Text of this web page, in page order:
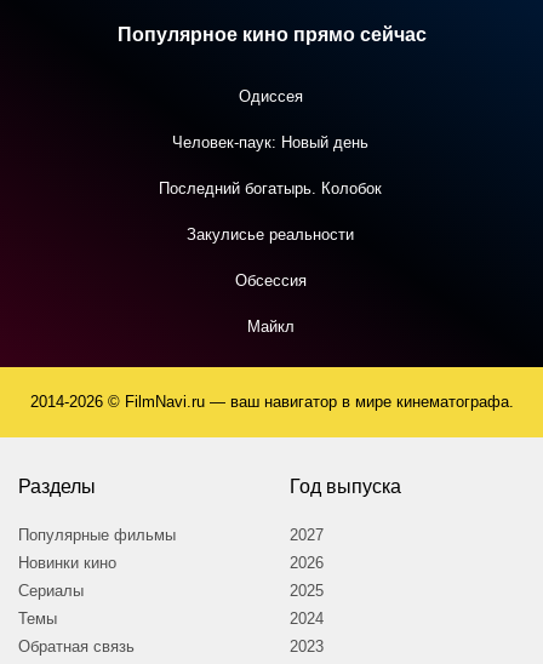
Популярное кино прямо сейчас
Одиссея
Человек-паук: Новый день
Последний богатырь. Колобок
Закулисье реальности
Обсессия
Майкл
2014-2026 © FilmNavi.ru — ваш навигатор в мире кинематографа.
Разделы
Популярные фильмы
Новинки кино
Сериалы
Темы
Обратная связь
Год выпуска
2027
2026
2025
2024
2023